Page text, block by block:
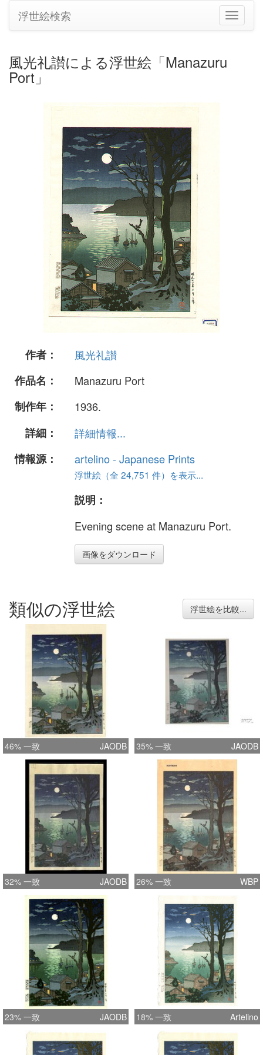
ナ
ビ
浮世絵検索
風光礼讃による浮世絵「Manazuru
Port」
作者：
風光礼讃
作品名：
Manazuru Port
制作年：
1936.
詳細：
詳細情報...
情報源：
artelino - Japanese Prints
浮世絵（全 24,751 件）を表示...
説明：
Evening scene at Manazuru Port.
画像をダウンロード
類似の浮世絵 浮世絵を比較...
46% 一致 JAODB 35% 一致 JAODB
32% 一致 JAODB 26% 一致 WBP
23% 一致 JAODB 18% 一致 Artelino